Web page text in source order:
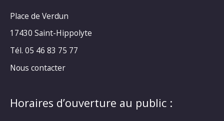
Place de Verdun
17430 Saint-Hippolyte
Tél. 05 46 83 75 77
Nous contacter
Horaires d’ouverture au public :